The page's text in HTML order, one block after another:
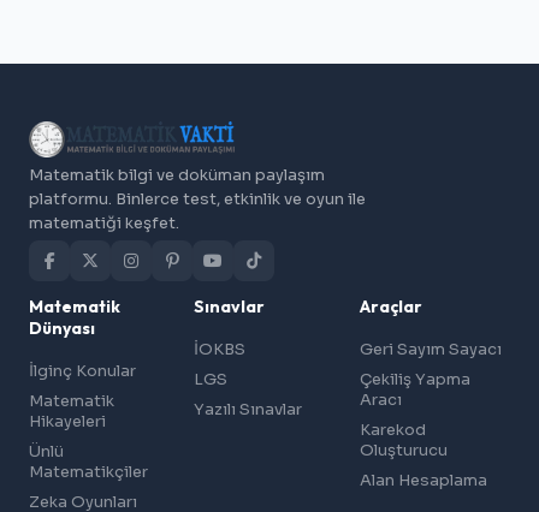
Matematik bilgi ve doküman paylaşım
platformu. Binlerce test, etkinlik ve oyun ile
matematiği keşfet.
Matematik
Dünyası
İlginç Konular
Matematik
Hikayeleri
Ünlü
Matematikçiler
Zeka Oyunları
Sınavlar
İOKBS
LGS
Yazılı Sınavlar
Araçlar
Geri Sayım Sayacı
Çekiliş Yapma
Aracı
Karekod
Oluşturucu
Alan Hesaplama